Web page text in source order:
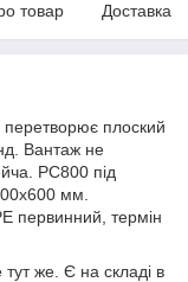
товар Доставка
плоский
Вантаж не
PC800 під
мм.
первинний, термін
же. Є на складі в